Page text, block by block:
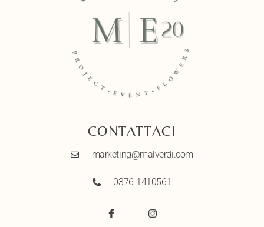
CONTATTACI
marketing@malverdi.com
0376-1410561